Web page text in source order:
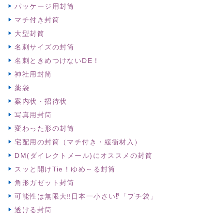
パッケージ用封筒
マチ付き封筒
大型封筒
名刺サイズの封筒
名刺ときめつけないDE！
神社用封筒
薬袋
案内状・招待状
写真用封筒
変わった形の封筒
宅配用の封筒（マチ付き・緩衝材入）
DM(ダイレクトメール)にオススメの封筒
スッと開けTie！ゆめ～る封筒
角形ガゼット封筒
可能性は無限大‼日本一小さい⁉「プチ袋」
透ける封筒